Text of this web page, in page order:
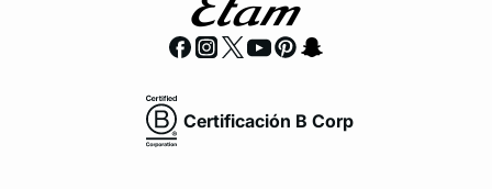
Certificación B Corp